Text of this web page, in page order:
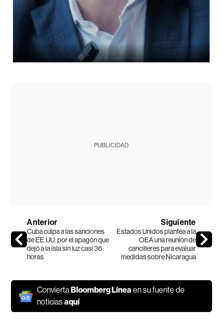
PUBLICIDAD
Anterior
Cuba culpa a las sanciones
de EE.UU. por el apagón que
dejó a la isla sin luz casi 36
horas
Siguiente
Estados Unidos plantea a la
OEA una reunión de
cancilleres para evaluar
medidas sobre Nicaragua
Convierta Bloomberg Líneaen su fuente de
noticiasaquí